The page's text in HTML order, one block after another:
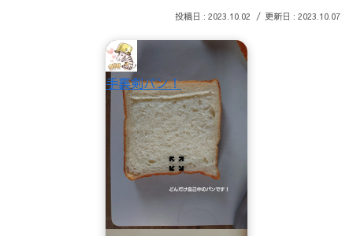
2023.10.02 2023.10.07
手裏剣パン！